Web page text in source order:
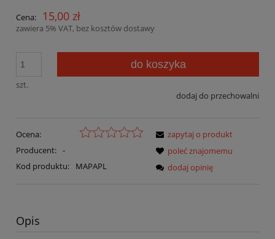
Cena: 15,00 zł
zawiera 5% VAT, bez kosztów dostawy
szt.
do koszyka
dodaj do przechowalni
Ocena:
Producent: -
Kod produktu:
MAPAPL
zapytaj o produkt
poleć znajomemu
dodaj opinię
Opis